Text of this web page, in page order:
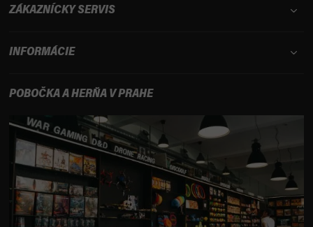
ZÁKAZNÍCKY SERVIS
INFORMÁCIE
POBOČKA A HERŇA V PRAHE